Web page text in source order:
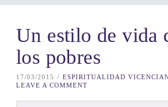
Un estilo de vida
los pobres
17/03/2015
ESPIRITUALIDAD
LEAVE A COMMENT